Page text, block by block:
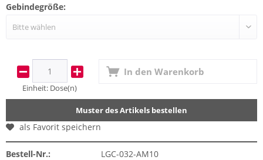
Gebindegröße:
Einheit: Dose(n)
In den Warenkorb
Muster des Artikels bestellen
als Favorit speichern
Bestell-Nr.:
LGC-032-AM10